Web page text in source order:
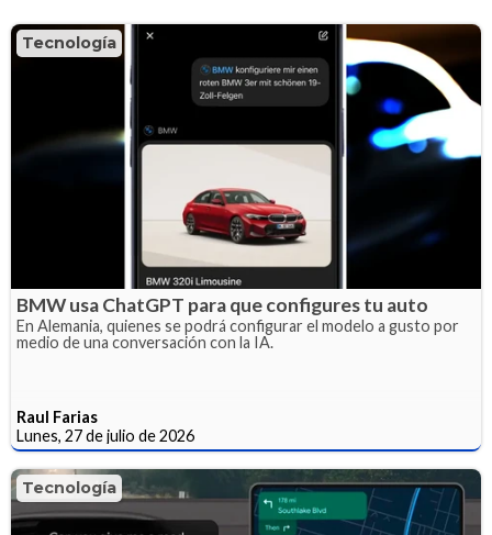
Tecnología
BMW usa ChatGPT para que configures tu auto
En Alemania, quienes se podrá configurar el modelo a gusto por
medio de una conversación con la IA.
Raul Farias
Lunes, 27 de julio de 2026
Tecnología